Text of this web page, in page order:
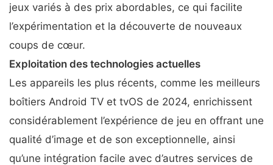
jeux variés à des prix abordables, ce qui facilite
l’expérimentation et la découverte de nouveaux
coups de cœur.
Exploitation des technologies actuelles
Les appareils les plus récents, comme les meilleurs
boîtiers Android TV et tvOS de 2024, enrichissent
considérablement l’expérience de jeu en offrant une
qualité d’image et de son exceptionnelle, ainsi
qu’une intégration facile avec d’autres services de